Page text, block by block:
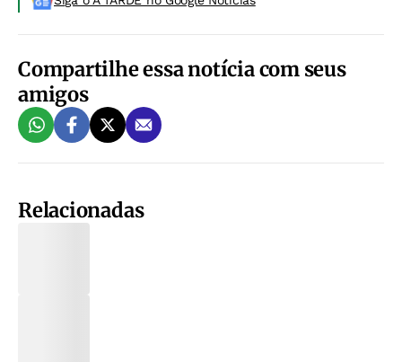
Compartilhe essa notícia com seus
amigos
Relacionadas